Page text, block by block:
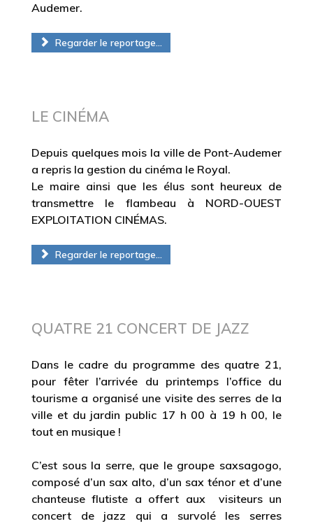
Audemer.
Regarder le reportage...
LE CINÉMA
Depuis quelques mois la ville de Pont-Audemer
a repris la gestion du cinéma le Royal.
Le maire ainsi que les élus sont heureux de
transmettre le flambeau à NORD-OUEST
EXPLOITATION CINÉMAS.
Regarder le reportage...
QUATRE 21 CONCERT DE JAZZ
Dans le cadre du programme des quatre 21,
pour fêter l’arrivée du printemps l’office du
tourisme a organisé une visite des serres de la
ville et du jardin public 17 h 00 à 19 h 00, le
tout en musique !
C’est sous la serre, que le groupe saxsagogo,
composé d’un sax alto, d’un sax ténor et d’une
chanteuse flutiste a offert aux visiteurs un
concert de jazz qui a survolé les serres